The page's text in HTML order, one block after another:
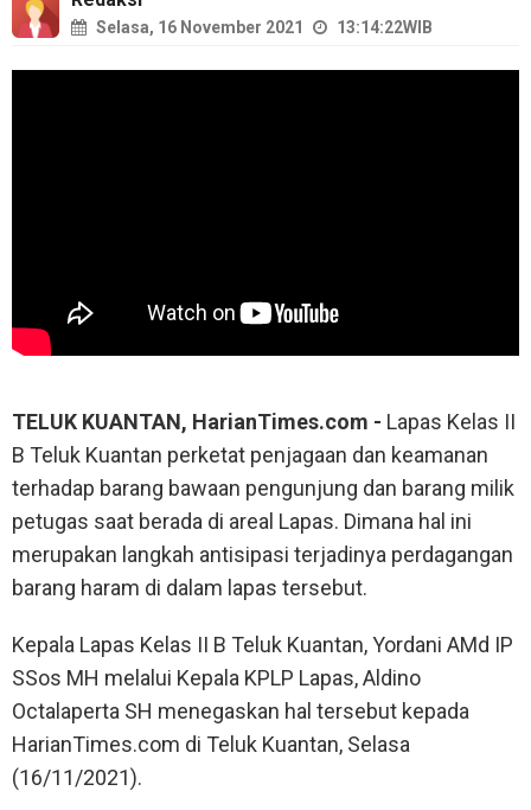
Selasa, 16 November 2021 13:14:22WIB
TELUK KUANTAN, HarianTimes.com - Lapas Kelas II
B Teluk Kuantan perketat penjagaan dan keamanan
terhadap barang bawaan pengunjung dan barang milik
petugas saat berada di areal Lapas. Dimana hal ini
merupakan langkah antisipasi terjadinya perdagangan
barang haram di dalam lapas tersebut.
Kepala Lapas Kelas II B Teluk Kuantan, Yordani AMd IP
SSos MH melalui Kepala KPLP Lapas, Aldino
Octalaperta SH menegaskan hal tersebut kepada
HarianTimes.com di Teluk Kuantan, Selasa
(16/11/2021).